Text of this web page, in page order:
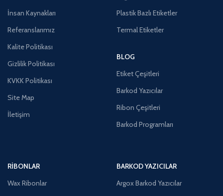
İnsan Kaynakları
Referanslarımız
Kalite Politikası
Gizlilik Politikası
KVKK Politikası
Site Map
İletişim
Plastik Bazlı Etiketler
Termal Etiketler
BLOG
Etiket Çeşitleri
Barkod Yazıcılar
Ribon Çeşitleri
Barkod Programları
RIBONLAR
Wax Ribonlar
BARKOD YAZICILAR
Argox Barkod Yazıcılar